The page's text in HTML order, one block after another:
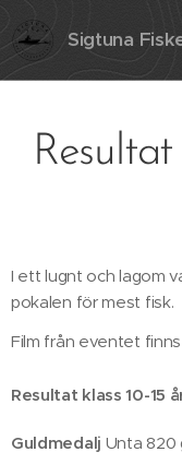
Sigtuna
I ett lugnt och lagom
pokalen för mest fisk.
Film från eventet finns
Resultat klass 10-15
Guldmedalj Unta 820